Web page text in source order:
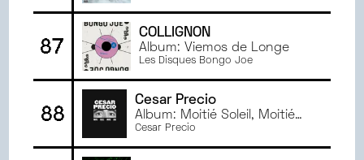
87
COLLIGNON
Album: Viemos de Longe
Les Disques Bongo Joe
88
Cesar Precio
Album: Moitié Soleil, Moitié
Lune
Cesar Precio